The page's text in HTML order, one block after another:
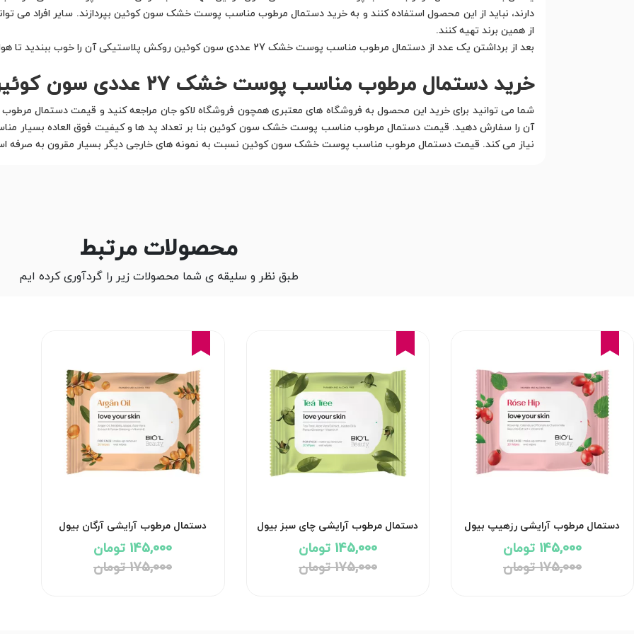
دارند، نباید از این محصول استفاده کنند و به خرید دستمال مرطوب مناسب پوست خشک سون کوئین بپردازند. سایر افراد می
از همین برند تهیه کنند.
بعد از برداشتن یک عدد از دستمال مرطوب مناسب پوست خشک 27 عددی سون کوئین روکش پلاستیکی آن را خوب ببندید تا هوا وارد بسته نشود و سایر پد ها خشک نشوند.
خرید دستمال مرطوب مناسب پوست خشک 27 عددی سون کوئین
شما می توانید برای خرید این محصول به فروشگاه های معتبری همچون فروشگاه لاکو جان مراجعه کنید و قیمت دستمال
آن را سفارش دهید. قیمت دستمال مرطوب مناسب پوست خشک سون کوئین بنا بر تعداد پد ها و کیفیت فوق العاده بسیار
نیاز می کند. قیمت دستمال مرطوب مناسب پوست خشک سون کوئین نسبت به نمونه های خارجی دیگر بسیار مقرون به صرفه
محصولات مرتبط
طبق نظر و سلیقه ی شما محصولات زیر را گردآوری کرده ایم
دستمال مرطوب آرایشی رزهیپ بیول
145,000 تومان
175,000 تومان
دستمال مرطوب آرایشی چای سبز بیول
145,000 تومان
175,000 تومان
دستمال مرطوب آرایشی آرگان بیول
145,000 تومان
175,000 تومان